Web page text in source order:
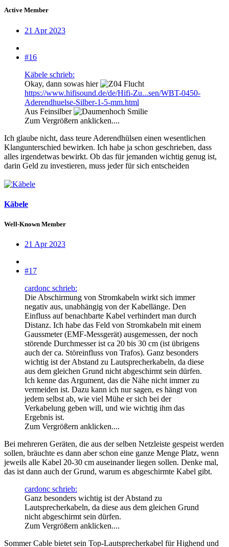
Active Member
21 Apr 2023
#16
Käbele schrieb:
Okay, dann sowas hier
https://www.hifisound.de/de/Hifi-Zu...sen/WBT-0450-
Aderendhuelse-Silber-1-5-mm.html
Aus Feinsilber
Zum Vergrößern anklicken....
Ich glaube nicht, dass teure Aderendhülsen einen wesentlichen
Klangunterschied bewirken. Ich habe ja schon geschrieben, dass
alles irgendetwas bewirkt. Ob das für jemanden wichtig genug ist,
darin Geld zu investieren, muss jeder für sich entscheiden
Käbele
Well-Known Member
21 Apr 2023
#17
cardonc schrieb:
Die Abschirmung von Stromkabeln wirkt sich immer
negativ aus, unabhängig von der Kabellänge. Den
Einfluss auf benachbarte Kabel verhindert man durch
Distanz. Ich habe das Feld von Stromkabeln mit einem
Gaussmeter (EMF-Messgerät) ausgemessen, der noch
störende Durchmesser ist ca 20 bis 30 cm (ist übrigens
auch der ca. Störeinfluss von Trafos). Ganz besonders
wichtig ist der Abstand zu Lautsprecherkabeln, da diese
aus dem gleichen Grund nicht abgeschirmt sein dürfen.
Ich kenne das Argument, das die Nähe nicht immer zu
vermeiden ist. Dazu kann ich nur sagen, es hängt von
jedem selbst ab, wie viel Mühe er sich bei der
Verkabelung geben will, und wie wichtig ihm das
Ergebnis ist.
Zum Vergrößern anklicken....
Bei mehreren Geräten, die aus der selben Netzleiste gespeist werden
sollen, bräuchte es dann aber schon eine ganze Menge Platz, wenn
jeweils alle Kabel 20-30 cm auseinander liegen sollen. Denke mal,
das ist dann auch der Grund, warum es abgeschirmte Kabel gibt.
cardonc schrieb:
Ganz besonders wichtig ist der Abstand zu
Lautsprecherkabeln, da diese aus dem gleichen Grund
nicht abgeschirmt sein dürfen.
Zum Vergrößern anklicken....
Sommer Cable bietet sein Top-Lautsprecherkabel für Highend und